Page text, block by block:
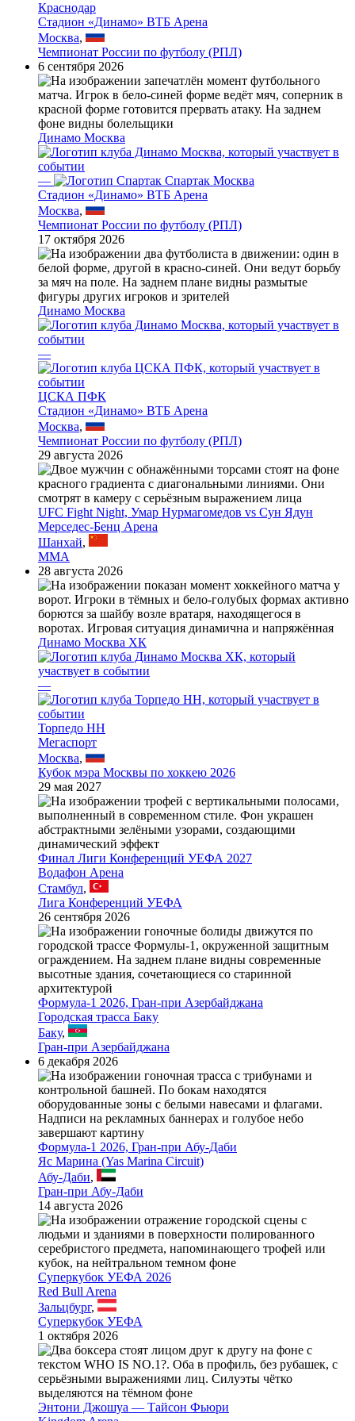
Краснодар
Стадион «Динамо» ВТБ Арена
Москва,
Чемпионат России по футболу (РПЛ)
6 сентября 2026
Динамо Москва
—
Спартак Москва
Стадион «Динамо» ВТБ Арена
Москва,
Чемпионат России по футболу (РПЛ)
17 октября 2026
Динамо Москва
—
ЦСКА ПФК
Стадион «Динамо» ВТБ Арена
Москва,
Чемпионат России по футболу (РПЛ)
29 августа 2026
UFC Fight Night, Умар Нурмагомедов vs Сун Ядун
Мерседес-Бенц Арена
Шанхай,
MMA
28 августа 2026
Динамо Москва ХК
—
Торпедо НН
Мегаспорт
Москва,
Кубок мэра Москвы по хоккею 2026
29 мая 2027
Финал Лиги Конференций УЕФА 2027
Водафон Арена
Стамбул,
Лига Конференций УЕФА
26 сентября 2026
Формула-1 2026, Гран-при Азербайджана
Городская трасса Баку
Баку,
Гран-при Азербайджана
6 декабря 2026
Формула-1 2026, Гран-при Абу-Даби
Яс Марина (Yas Marina Circuit)
Абу-Даби,
Гран-при Абу-Даби
14 августа 2026
Суперкубок УЕФА 2026
Red Bull Arena
Зальцбург,
Суперкубок УЕФА
1 октября 2026
Энтони Джошуа — Тайсон Фьюри